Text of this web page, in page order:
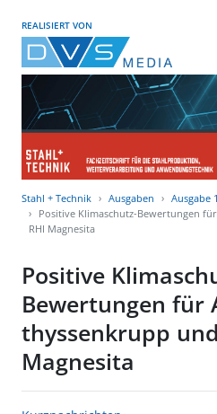
REALISIERT VON
Stahl + Technik Ausgaben
Ausgabe
Positive Klimaschutz-Bewertungen
RHI Magnesita
Positive
Bewertungen für
thyssenkrupp
Magnesita